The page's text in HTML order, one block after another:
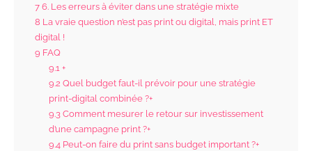
76. Les erreurs à éviter dans une stratégie mixte
8 La vraie question n’est pas print ou digital, mais print ET
digital !
9 FAQ
9.1+
9.2Quel budget faut-il prévoir pour une stratégie
print-digital combinée ?+
9.3Comment mesurer le retour sur investissement
d’une campagne print ?+
9.4Peut-on faire du print sans budget important ?+